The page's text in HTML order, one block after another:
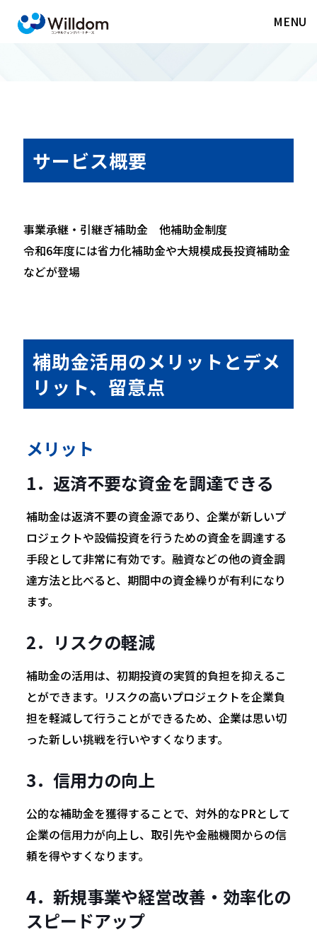
MENU
サービス概要
事業承継・引継ぎ補助金 他補助金制度
令和6年度には省力化補助金や大規模成長投資補助金
などが登場
補助金活用のメリットとデメ
リット、留意点
メリット
1．返済不要な資金を調達できる
補助金は返済不要の資金源であり、企業が新しいプ
ロジェクトや設備投資を行うための資金を調達する
手段として非常に有効です。融資などの他の資金調
達方法と比べると、期間中の資金繰りが有利になり
ます。
2．リスクの軽減
補助金の活用は、初期投資の実質的負担を抑えるこ
とができます。リスクの高いプロジェクトを企業負
担を軽減して行うことができるため、企業は思い切
った新しい挑戦を行いやすくなります。
3．信用力の向上
公的な補助金を獲得することで、対外的なPRとして
企業の信用力が向上し、取引先や金融機関からの信
頼を得やすくなります。
4．新規事業や経営改善・効率化の
スピードアップ